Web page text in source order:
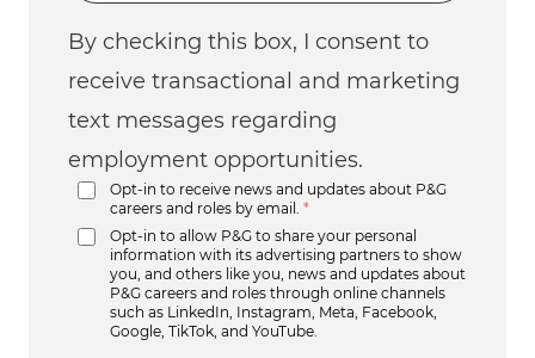
By checking this box, I consent to
receive transactional and marketing
text messages regarding
employment opportunities.
Opt-in to receive news and updates about P&G
careers and roles by email.
*
Opt-in to allow P&G to share your personal
information with its advertising partners to show
you, and others like you, news and updates about
P&G careers and roles through online channels
such as LinkedIn, Instagram, Meta, Facebook,
Google, TikTok, and YouTube.